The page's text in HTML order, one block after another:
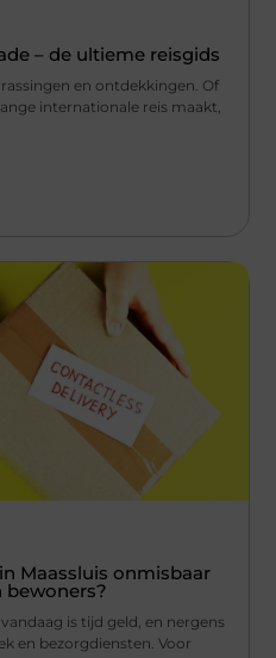
– de ultieme reisgids
en ontdekkingen. Of
internationale reis maakt,
Maassluis onmisbaar
bewoners?
is tijd geld, en nergens
en bezorgdiensten. Voor